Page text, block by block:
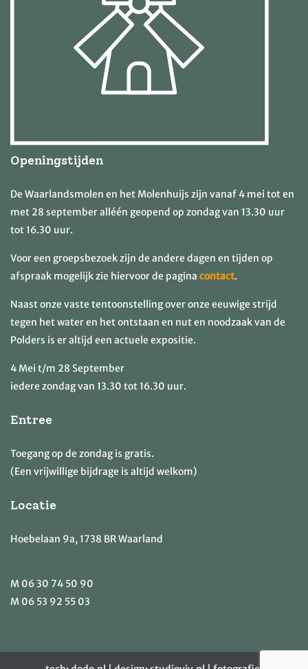
Openingstijden
De Waarlandsmolen en het Molenhuijs zijn vanaf 4 mei tot en
met 28 september alléén geopend op zondag van 13.30 uur
tot 16.30 uur.
Voor een groepsbezoek zijn de andere dagen en tijden op
afspraak mogelijk zie hiervoor de pagina contact.
Naast onze vaste tentoonstelling over onze eeuwige strijd
tegen het water en het ontstaan en nut en noodzaak van de
Polders is er altijd een actuele expositie.
4 Mei t/m 28 September
iedere zondag van 13.30 tot 16.30 uur.
Entree
Toegang op de zondag is gratis.
(Een vrijwillige bijdrage is altijd welkom)
Locatie
Hoebelaan 9a, 1738 BR Waarland
M 06 30 74 50 90
M 06 53 92 55 03